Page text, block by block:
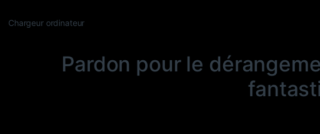
Chargeur ordinateur
Pardon pour le